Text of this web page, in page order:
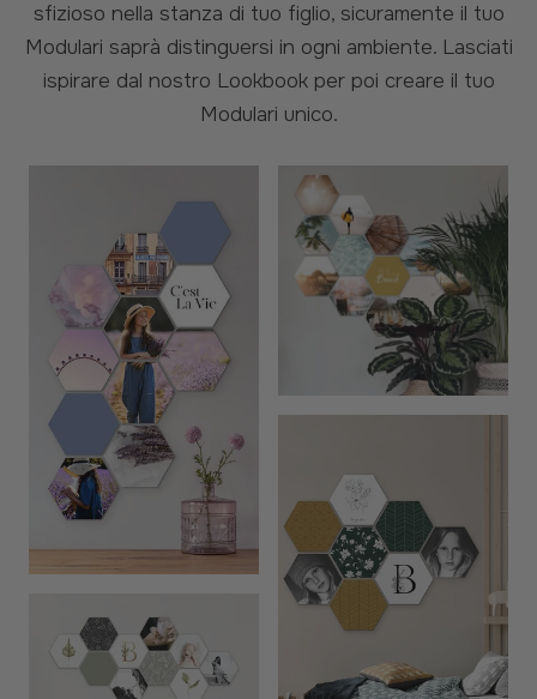
sfizioso nella stanza di tuo figlio, sicuramente il tuo
Modulari saprà distinguersi in ogni ambiente. Lasciati
ispirare dal nostro Lookbook per poi creare il tuo
Modulari unico.